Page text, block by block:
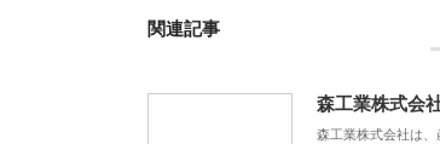
関連記事
森工業株式会
森工業株式会社は